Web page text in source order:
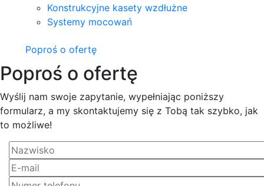
Konstrukcyjne kasety wzdłużne
Systemy mocowań
Poproś o ofertę
Poproś o ofertę
Wyślij nam swoje zapytanie, wypełniając poniższy
formularz, a my skontaktujemy się z Tobą tak szybko, jak
to możliwe!